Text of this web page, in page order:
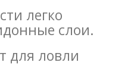
легко
слои.
для ловли